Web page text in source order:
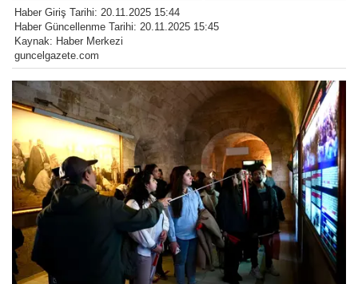
Haber Giriş Tarihi: 20.11.2025 15:44
Haber Güncellenme Tarihi: 20.11.2025 15:45
Kaynak: Haber Merkezi
guncelgazete.com